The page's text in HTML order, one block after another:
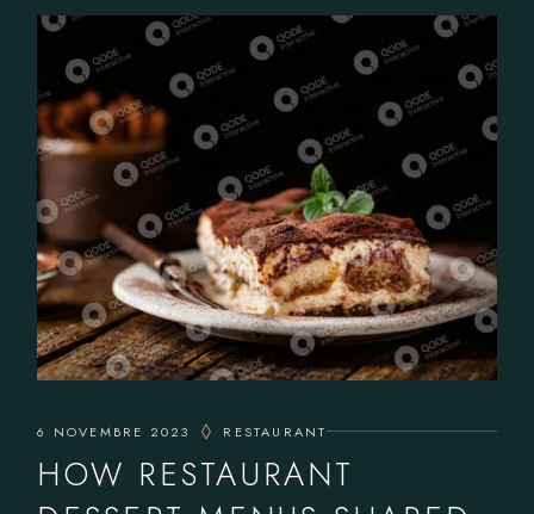
6 NOVEMBRE 2023 RESTAURANT
HOW RESTAURANT